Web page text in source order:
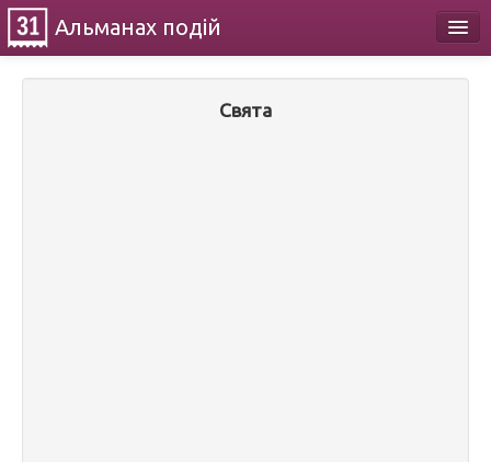
Альманах подій
Свята